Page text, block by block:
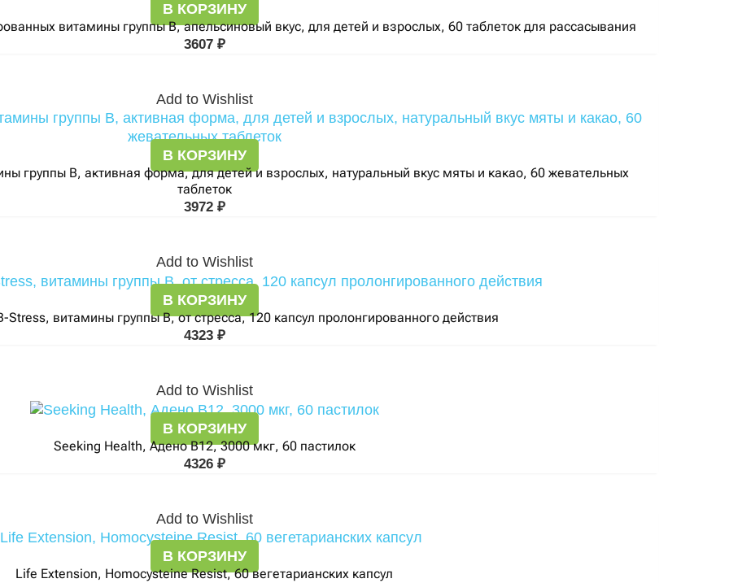
В КОРЗИНУ
витамины группы B, апельсиновый вкус, для детей и взрослых, 60 таблеток для рассасывания
3607 ₽
Add to Wishlist
В КОРЗИНУ
группы B, активная форма, для детей и взрослых, натуральный вкус мяты и какао, 60 жевательных
таблеток
3972 ₽
Add to Wishlist
В КОРЗИНУ
Stress, витамины группы В, от стресса, 120 капсул пролонгированного действия
4323 ₽
Add to Wishlist
В КОРЗИНУ
Seeking Health, Адено B12, 3000 мкг, 60 пастилок
4326 ₽
Add to Wishlist
В КОРЗИНУ
Life Extension, Homocysteine Resist, 60 вегетарианских капсул